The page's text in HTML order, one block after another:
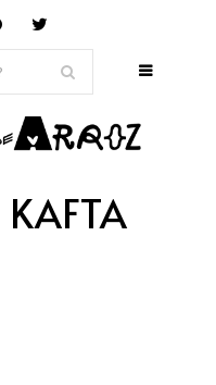
KAFTA